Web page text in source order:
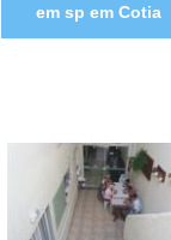
em sp em Cotia